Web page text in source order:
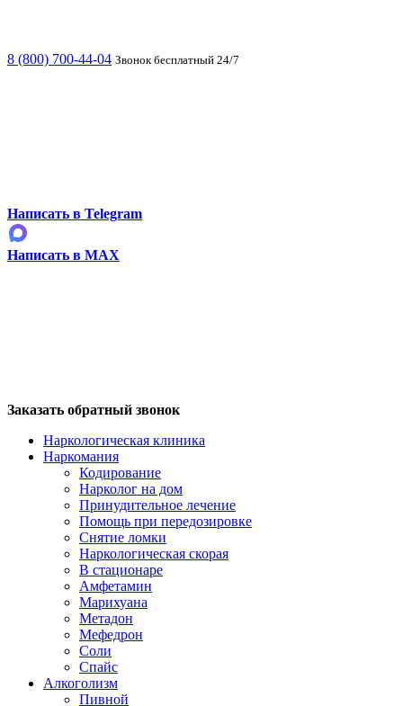
8 (800) 700-44-04 Звонок бесплатный 24/7
Написать в Telegram
Написать в MAX
Заказать обратный звонок
Наркологическая клиника
Наркомания
Кодирование
Нарколог на дом
Принудительное лечение
Помощь при передозировке
Снятие ломки
Наркологическая скорая
В стационаре
Амфетамин
Марихуана
Метадон
Мефедрон
Соли
Спайс
Алкоголизм
Пивной